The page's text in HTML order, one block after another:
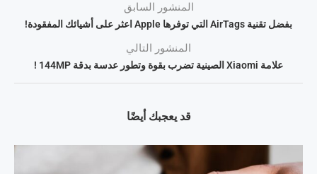
المنشور السابق
بفضل تقنية AirTags التي توفرها Apple اعثر على أشيائك المفقودة!
المنشور التالي
علامة Xiaomi الصينية تضرب بقوة وتطور عدسة بدقة 144MP !
قد يعجبك أيضًا